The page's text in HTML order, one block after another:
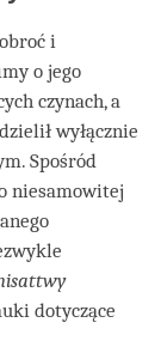
i
o jego
czynach, a
wyłącznie
Spośród
niesamowitej
dotyczące